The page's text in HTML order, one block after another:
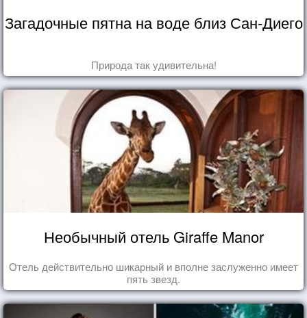
Загадочные пятна на воде близ Сан-Диего
Природа так удивительна!
Необычный отель Giraffe Manor
Отель действительно шикарный и вполне заслуженно имеет
пять звезд.